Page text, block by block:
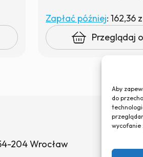
Aby
do
wycofanie
Zapłać później: 162,36
Przeglądaj
204 Wrocław